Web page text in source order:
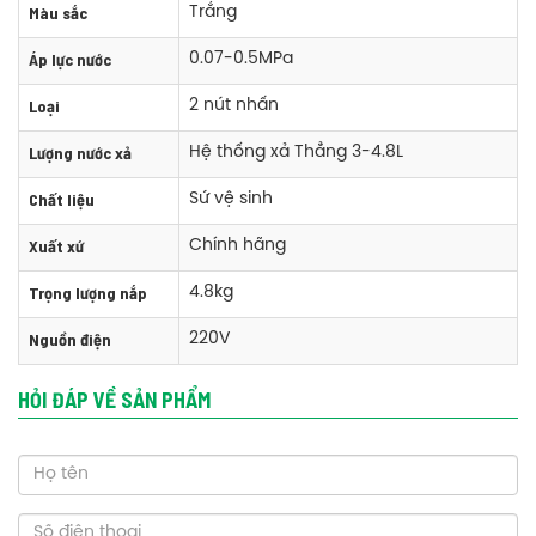
Phụ kiện bồn cầu Caesar CD1348/TAF200H hai khối nắp rửa điện tử
+ Thân cầu : CD1348
+ Nắp điện tử : TAF200H
+ két nước
+ Linh phụ kiện kèm theo
Thông số kỹ thuật bồn cầu Caesar CD1348/TAF200H hai khối nắp rửa
điện tử
Màu sắc: Trắng
Hệ thống xả: Hệ thống xả thẳng
Lượng nước xả: 3-4.8L
Màu sắc Trắng
Áp lực nước 0.07-0.5MPa
Loại 2 nút nhấn
Lượng nước xả Hệ thống xả Thẳng 3-4.8L
Chất liệu Sứ vệ sinh
Xuất xứ Chính hãng
Trọng lượng nắp 4.8kg
Nguồn điện 220V
HỎI ĐÁP VỀ SẢN PHẨM